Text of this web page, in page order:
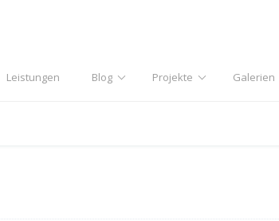
Leistungen Blog Projekte Galerien